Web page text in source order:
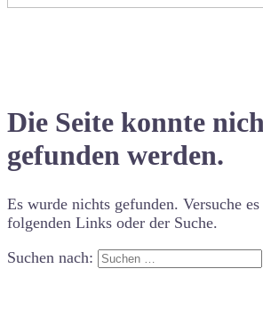
Die Seite konnte
gefunden werden.
Es wurde nichts gefunden. Versuche
folgenden Links oder der Suche.
Suchen nach: